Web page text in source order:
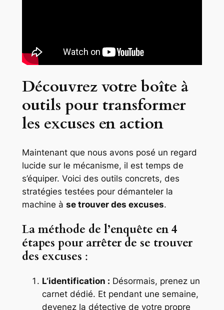
Découvrez votre boîte à
outils pour transformer
les excuses en action
Maintenant que nous avons posé un regard
lucide sur le mécanisme, il est temps de
s’équiper. Voici des outils concrets, des
stratégies testées pour démanteler la
machine à se trouver des excuses.
La méthode de l’enquête en 4
étapes pour arrêter de se trouver
des excuses :
L’identification : Désormais, prenez un
carnet dédié. Et pendant une semaine,
devenez la détective de votre propre